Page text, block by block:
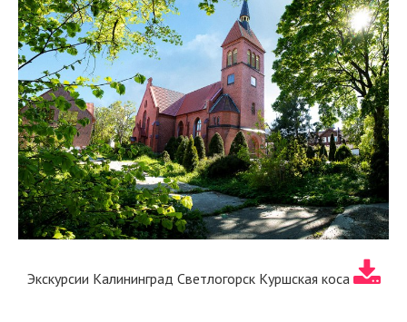
Экскурсии Калининград Светлогорск Куршская коса